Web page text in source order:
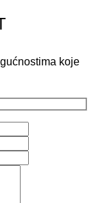
koje